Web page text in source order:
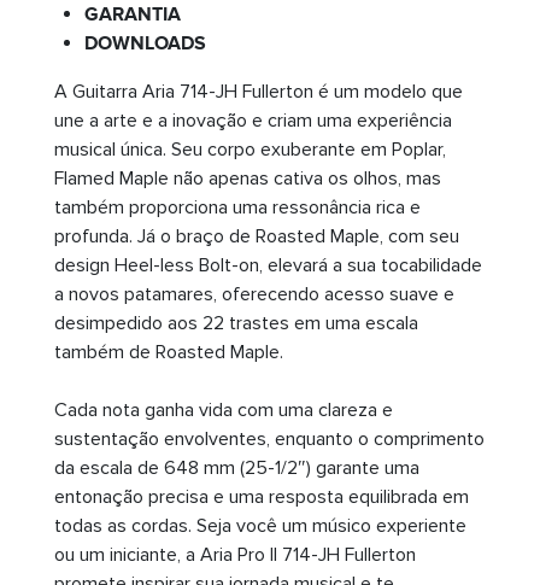
GARANTIA
DOWNLOADS
A Guitarra Aria 714-JH Fullerton é um modelo que
une a arte e a inovação e criam uma experiência
musical única. Seu corpo exuberante em Poplar,
Flamed Maple não apenas cativa os olhos, mas
também proporciona uma ressonância rica e
profunda. Já o braço de Roasted Maple, com seu
design Heel-less Bolt-on, elevará a sua tocabilidade
a novos patamares, oferecendo acesso suave e
desimpedido aos 22 trastes em uma escala
também de Roasted Maple.
Cada nota ganha vida com uma clareza e
sustentação envolventes, enquanto o comprimento
da escala de 648 mm (25-1/2″) garante uma
entonação precisa e uma resposta equilibrada em
todas as cordas. Seja você um músico experiente
ou um iniciante, a Aria Pro II 714-JH Fullerton